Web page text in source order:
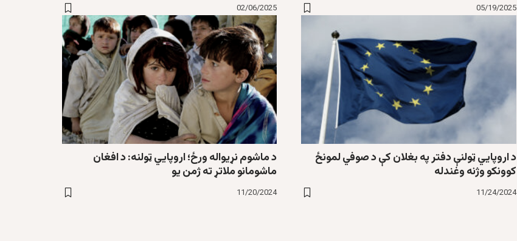
05/19/2025
02/06/2025
د اروپايي ټولنې دفتر په بغلان کې د صوفي لمونځ
کوونکو وژنه وغندله
11/24/2024
د ماشوم نړیواله ورځ؛ اروپايي ټولنه: د افغان
ماشومانو ملاتړ ته ژمن یو
11/20/2024